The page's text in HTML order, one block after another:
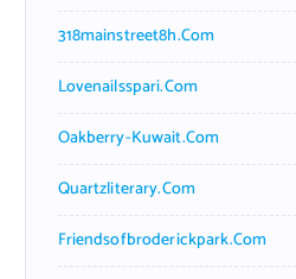
318mainstreet8h.com
Lovenailsspari.com
Oakberry-Kuwait.com
Quartzliterary.com
Friendsofbroderickpark.com